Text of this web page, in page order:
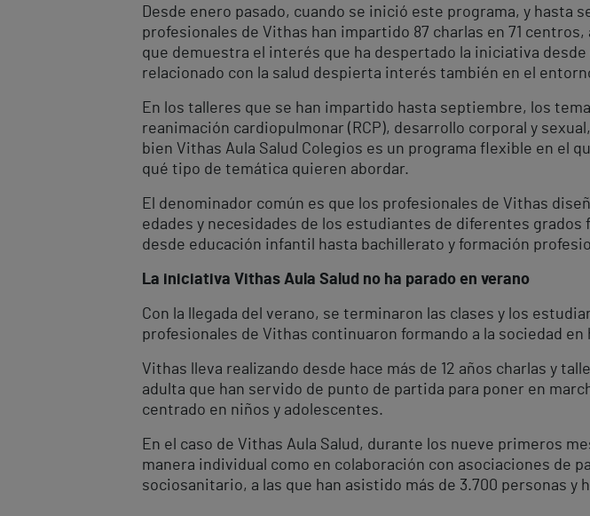
Desde enero pasado, cuando se inició este programa, y hasta
profesionales de Vithas han impartido 87 charlas en 71
que demuestra el interés que ha despertado la iniciativa
relacionado con la salud despierta interés también en el
En los talleres que se han impartido hasta septiembre, los
reanimación cardiopulmonar (RCP), desarrollo corporal y
bien Vithas Aula Salud Colegios es un programa flexible en el
qué tipo de temática quieren abordar.
El denominador común es que los profesionales de Vithas
edades y necesidades de los estudiantes de diferentes
desde educación infantil hasta bachillerato y formación
La iniciativa Vithas Aula Salud no ha parado en verano
Con la llegada del verano, se terminaron las clases y los
profesionales de Vithas continuaron formando a la sociedad
Vithas lleva realizando desde hace más de 12 años charlas y
adulta que han servido de punto de partida para poner en
centrado en niños y adolescentes.
En el caso de Vithas Aula Salud, durante los nueve primeros
manera individual como en colaboración con asociaciones de
sociosanitario, a las que han asistido más de 3.700 personas y